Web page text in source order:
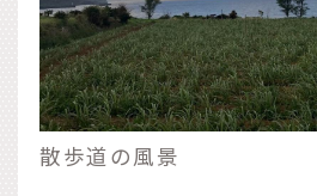
散歩道の風景